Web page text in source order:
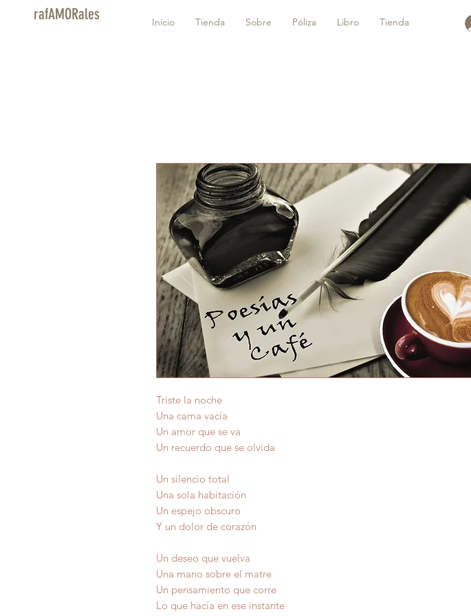
rafAMORales Inicio Tienda Sobre Póliza Libro Tienda
Triste la noche
Una cama vacía
Un amor que se va
Un recuerdo que se olvida
Un silencio total
Una sola habitación
Un espejo obscuro
Y un dolor de corazón
Un deseo que vuelva
Una mano sobre el matre
Un pensamiento que corre
Lo que hacía en ese instante